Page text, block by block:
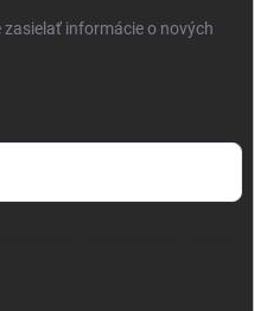
informácie o nových